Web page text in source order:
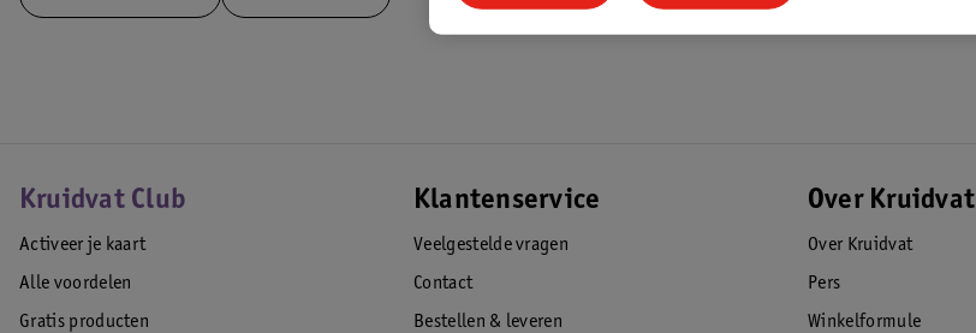
Kruidvat Club
Activeer je kaart
Alle voordelen
Gratis producten
Klantenservice
Veelgestelde vragen
Contact
Bestellen & leveren
Over Kruidvat
Over Kruidvat
Pers
Winkelformule